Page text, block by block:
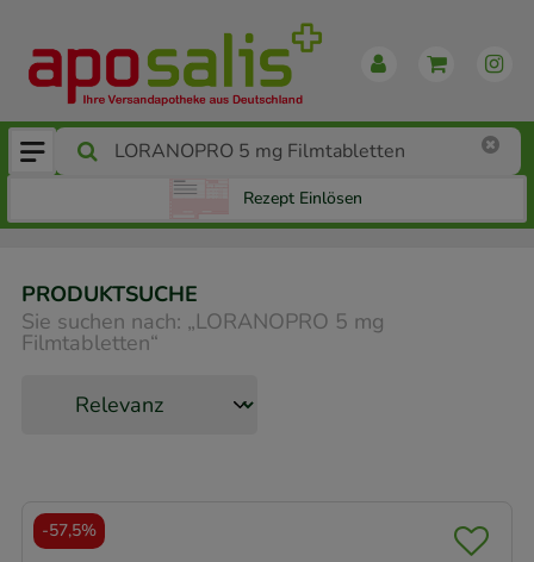
Rezept Einlösen
PRODUKTSUCHE
Sie suchen nach: „LORANOPRO 5 mg
Filmtabletten“
-57,5%